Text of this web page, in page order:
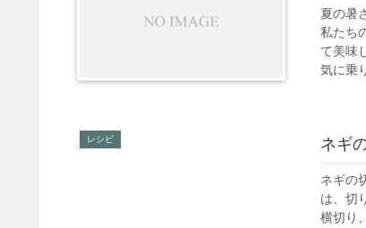
夏の暑
私たち
て美味
気に乗
レシピ ネギ
ネギの
は、切
横切り